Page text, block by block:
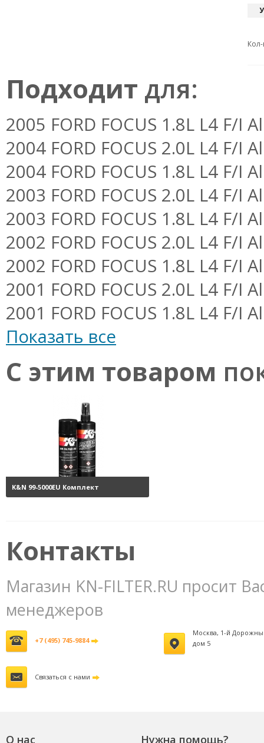
Подходит для:
2005 FORD FOCUS 1.8L L4 F/I
2004 FORD FOCUS 2.0L L4 F/I
2004 FORD FOCUS 1.8L L4 F/I
2003 FORD FOCUS 2.0L L4 F/I
2003 FORD FOCUS 1.8L L4 F/I
2002 FORD FOCUS 2.0L L4 F/I
2002 FORD FOCUS 1.8L L4 F/I
2001 FORD FOCUS 2.0L L4 F/I
2001 FORD FOCUS 1.8L L4 F/I
Показать все
С этим товаром
K&N 99-5000EU Комплект
Контакты
Магазин KN-FILTER.RU просит
менеджеров
+7 (495) 745-9884
Москва, 1-й
дом 5
Связаться с нами
О нас Нужна помощь?